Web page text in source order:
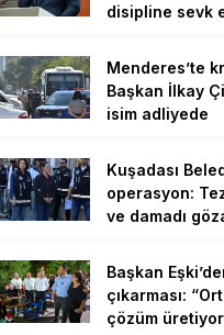
disipline sevk
Menderes’te
Başkan İlkay
isim adliyede
Kuşadası
operasyon:
ve damadı
Başkan
çıkarması:
çözüm